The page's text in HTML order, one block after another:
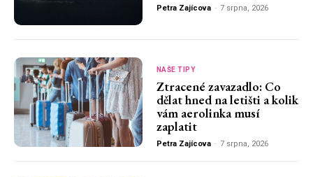
Petra Zajícova - 7 srpna, 2026
NAŠE TIPY
Ztracené zavazadlo: Co
dělat hned na letišti a kolik
vám aerolinka musí
zaplatit
Petra Zajícova - 7 srpna, 2026